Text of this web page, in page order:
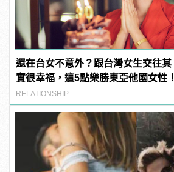
還在台女不意外？跟台灣女生交往其
實很幸福，這5點樂勝東亞他國女性！
RELATIONSHIP